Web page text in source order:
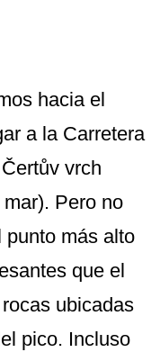
hacia el
a la Carretera
vrch
Pero no
punto más alto
que el
ubicadas
pico. Incluso